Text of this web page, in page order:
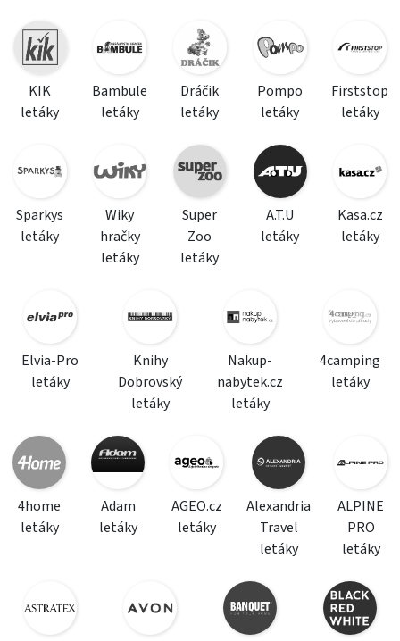
KIK
letáky
Bambule
letáky
Dráčik
letáky
Pompo
letáky
Firststop
letáky
Sparkys
letáky
Wiky
hračky
letáky
Super
Zoo
letáky
A.T.U
letáky
Kasa.cz
letáky
Elvia-Pro
letáky
Knihy
Dobrovský
letáky
Nakup-
nabytek.cz
letáky
4camping
letáky
4home
letáky
Adam
letáky
AGEO.cz
letáky
Alexandria
Travel
letáky
ALPINE
PRO
letáky